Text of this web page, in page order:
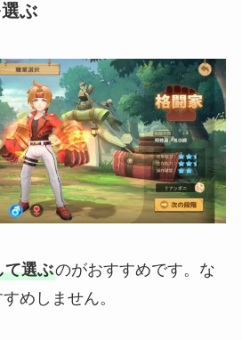
ぶ
て選ぶのがおすすめです。な
めしません。